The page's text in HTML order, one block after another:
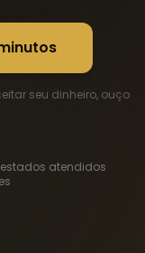
seu dinheiro, ouço
estados atendidos